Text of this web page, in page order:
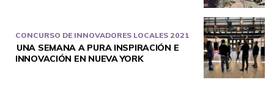
CONCURSO DE INNOVADORES LOCALES 2021
UNA SEMANA A PURA INSPIRACIÓN E
INNOVACIÓN EN NUEVA YORK